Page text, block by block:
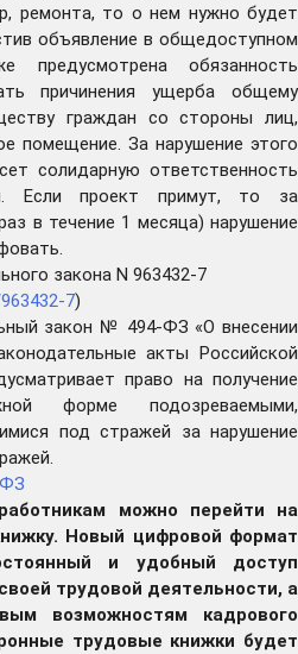
ремонта, то о нем нужно будет
объявление в общедоступном
обязанность
причинения ущерба общему
граждан со стороны лиц,
помещение. За нарушение этого
солидарную ответственность
Если проект примут, то за
в течение 1 месяца) нарушение
закона N 963432-7
7)
закон № 494-ФЗ «О внесении
акты Российской
право на получение
форме подозреваемыми,
под стражей за нарушение
можно перейти на
Новый цифровой формат
и удобный доступ
трудовой деятельности, а
возможностям кадрового
трудовые книжки будет